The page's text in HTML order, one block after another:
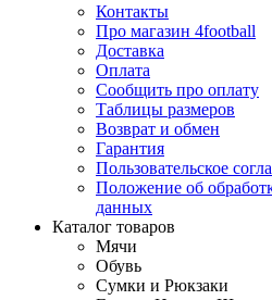
Контакты
Про магазин 4football
Доставка
Оплата
Сообщить про оплату
Таблицы размеров
Возврат и обмен
Гарантия
Пользовательское
Положение об
данных
Каталог товаров
Мячи
Обувь
Сумки и Рюкзаки